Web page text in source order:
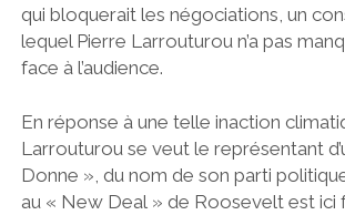
qui bloquerait les négociations, un
lequel Pierre Larrouturou n’a pas
face à l’audience.
En réponse à une telle inaction
Larrouturou se veut le représentant
Donne », du nom de son parti
au « New Deal » de Roosevelt est ici